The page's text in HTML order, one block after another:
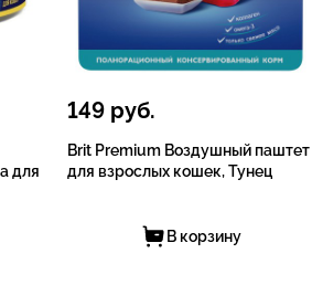
для
149 руб.
Brit Premium Воздушный паштет
для взрослых кошек, Тунец
В корзину